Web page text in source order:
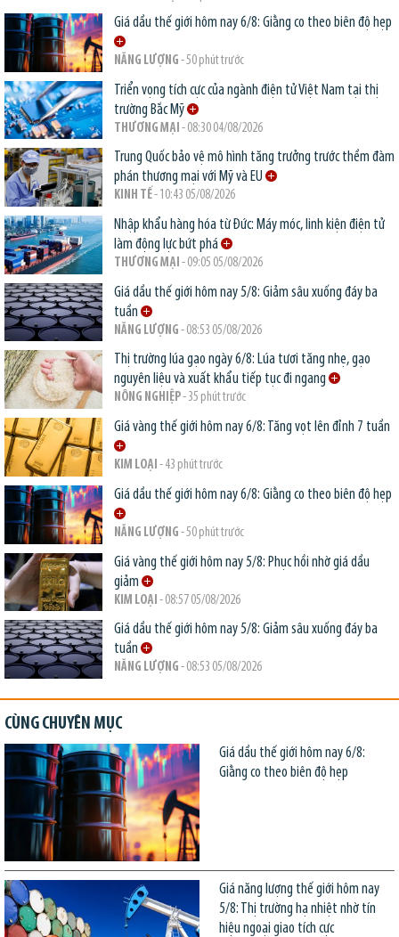
Giá dầu thế giới hôm nay 6/8: Giằng co theo biên độ hẹp
NĂNG LƯỢNG - 50 phút trước
Triển vọng tích cực của ngành điện tử Việt Nam tại thị
trường Bắc Mỹ
THƯƠNG MẠI - 08:30 04/08/2026
Trung Quốc bảo vệ mô hình tăng trưởng trước thềm đàm
phán thương mại với Mỹ và EU
KINH TẾ- 10:43 05/08/2026
Nhập khẩu hàng hóa từ Đức: Máy móc, linh kiện điện tử
làm động lực bứt phá
THƯƠNG MẠI - 09:05 05/08/2026
Giá dầu thế giới hôm nay 5/8: Giảm sâu xuống đáy ba
tuần
NĂNG LƯỢNG - 08:53 05/08/2026
Thị trường lúa gạo ngày 6/8: Lúa tươi tăng nhẹ, gạo
nguyên liệu và xuất khẩu tiếp tục đi ngang
NÔNG NGHIỆP- 35 phút trước
Giá vàng thế giới hôm nay 6/8: Tăng vọt lên đỉnh 7 tuần
KIM LOẠI - 43 phút trước
Giá dầu thế giới hôm nay 6/8: Giằng co theo biên độ hẹp
NĂNG LƯỢNG - 50 phút trước
Giá vàng thế giới hôm nay 5/8: Phục hồi nhờ giá dầu
giảm
KIM LOẠI - 08:57 05/08/2026
Giá dầu thế giới hôm nay 5/8: Giảm sâu xuống đáy ba
tuần
NĂNG LƯỢNG - 08:53 05/08/2026
CÙNG CHUYÊN MỤC
Giá dầu thế giới hôm nay 6/8:
Giằng co theo biên độ hẹp
Giá năng lượng thế giới hôm nay
5/8: Thị trường hạ nhiệt nhờ tín
hiệu ngoại giao tích cực